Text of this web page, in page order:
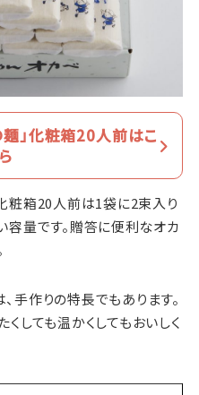
」化粧箱20人前はこ
粧箱20人前は1袋に2束入り
容量です。贈答に便利なオカ
手作りの特長でもあります。
しても温かくしてもおいしく